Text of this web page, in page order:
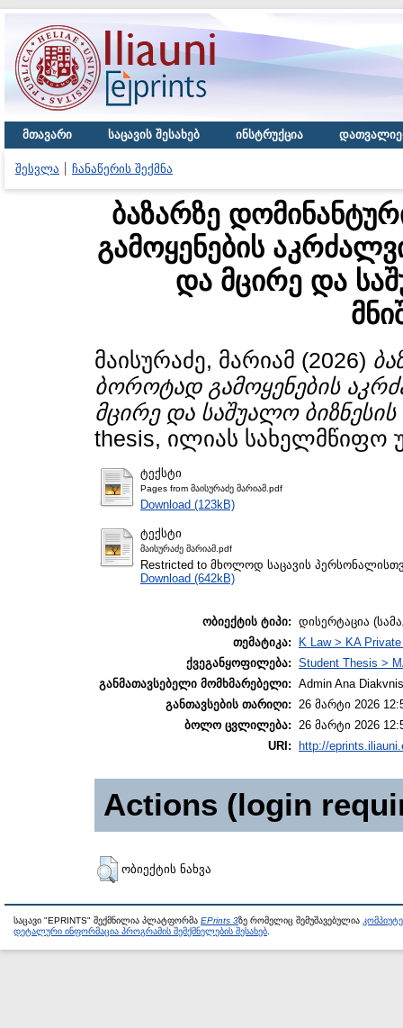
მთავარი საცავის შესახებ ინსტრუქცია
შესვლა ჩანაწერის შექმნა
ბაზარზე
გამოყენების
და მცირე და
მაისურაძე, მარიამ (2026)
ბოროტად გამოყენების
მცირე და საშუალო
thesis, ილიას სახელმწიფო
ტექსტი
Pages from მაისურაძე მარიამ.pdf
Download (123kB)
ტექსტი
მაისურაძე მარიამ.pdf
Restricted to მხოლოდ საცავის
Download (642kB)
ობიექტის ტიპი: დისერტაცია
თემატიკა:
K Law > KA
ქვეგანყოფილება: Student Thesis >
განმათავსებელი მომხმარებელი: Admin Ana
განთავსების თარიღი: 26 მარტი 2026
ბოლო ცვლილება: 26 მარტი 2026
URI:
http://
Actions (login
ობიექტის ნახვა
საცავი "EPRINTS" შექმნილია პლატფორმა EPrints 3ზე რომელიც შემუშავებულია
დეტალური ინფორმაცია პროგრამის შემქმნელების შესახებ.